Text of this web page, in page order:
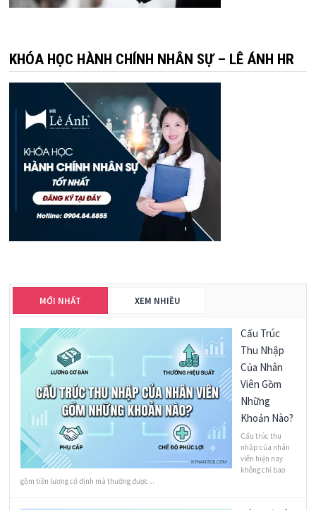
KHÓA HỌC HÀNH CHÍNH NHÂN SỰ – LÊ ÁNH HR
MỚI NHẤT XEM NHIỀU
Cấu Trúc
Thu Nhập
Của Nhân
Viên Gồm
Những
Khoản Nào?
Cấu trúc thu
nhập của nhân
viên hiện nay
không chỉ bao
gồm tiền lương cố định mà thường được...